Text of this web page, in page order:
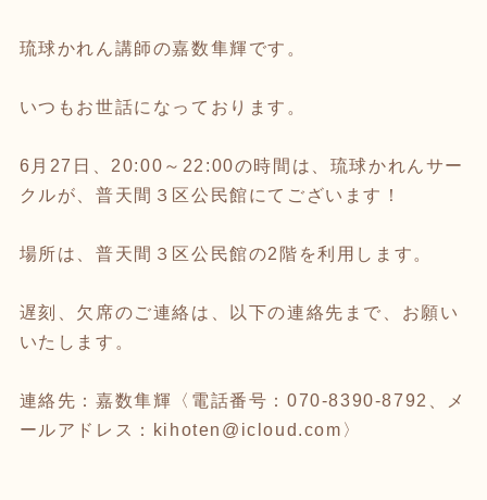
琉球かれん講師の嘉数隼輝です。
いつもお世話になっております。
6月27日、20:00～22:00の時間は、琉球かれんサー
クルが、普天間３区公民館にてございます！
場所は、普天間３区公民館の2階を利用します。
遅刻、欠席のご連絡は、以下の連絡先まで、お願い
いたします。
連絡先：嘉数隼輝〈電話番号：070-8390-8792、メ
ールアドレス：kihoten@icloud.com〉